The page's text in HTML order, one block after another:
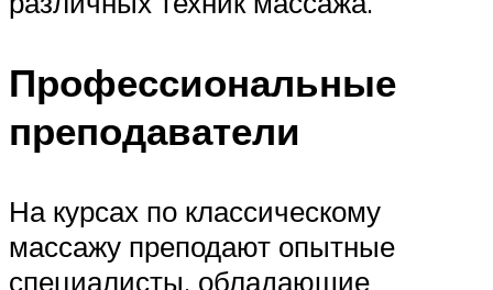
Профессиональные
преподаватели
На курсах по классическому
массажу преподают опытные
специалисты, обладающие